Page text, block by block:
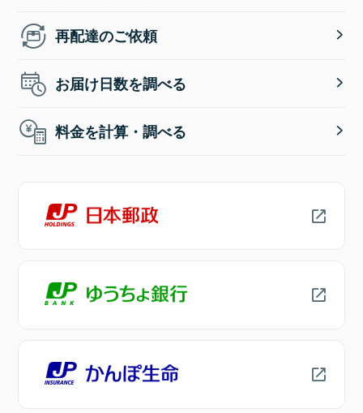
再配達のご依頼
お届け日数を調べる
料金を計算・調べる